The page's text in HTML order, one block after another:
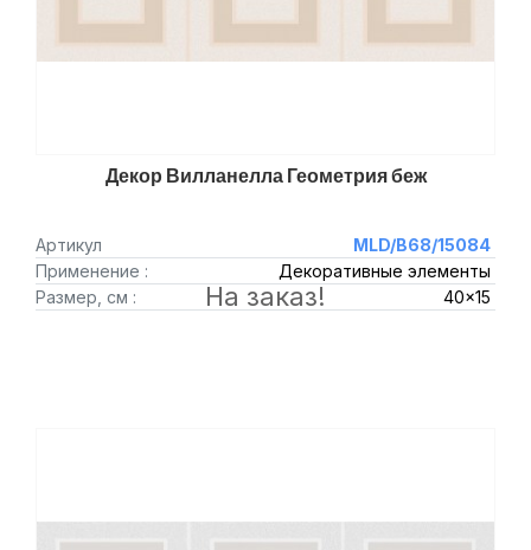
Декор Вилланелла Геометрия беж
Артикул
MLD/B68/15084
Применение :
Декоративные элементы
Размер, см :
40x15
На заказ!